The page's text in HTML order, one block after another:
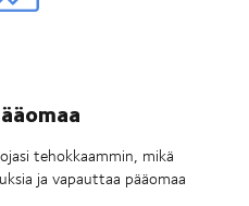
tehokkaammin, mikä
ja vapauttaa pääomaa